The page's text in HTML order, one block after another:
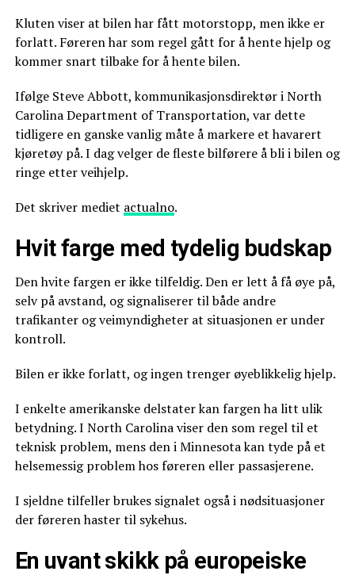
Kluten viser at bilen har fått motorstopp, men ikke er
forlatt. Føreren har som regel gått for å hente hjelp og
kommer snart tilbake for å hente bilen.
Ifølge Steve Abbott, kommunikasjonsdirektør i North
Carolina Department of Transportation, var dette
tidligere en ganske vanlig måte å markere et havarert
kjøretøy på. I dag velger de fleste bilførere å bli i bilen og
ringe etter veihjelp.
Det skriver mediet actualno.
Hvit farge med tydelig budskap
Den hvite fargen er ikke tilfeldig. Den er lett å få øye på,
selv på avstand, og signaliserer til både andre
trafikanter og veimyndigheter at situasjonen er under
kontroll.
Bilen er ikke forlatt, og ingen trenger øyeblikkelig hjelp.
I enkelte amerikanske delstater kan fargen ha litt ulik
betydning. I North Carolina viser den som regel til et
teknisk problem, mens den i Minnesota kan tyde på et
helsemessig problem hos føreren eller passasjerene.
I sjeldne tilfeller brukes signalet også i nødsituasjoner
der føreren haster til sykehus.
En uvant skikk på europeiske